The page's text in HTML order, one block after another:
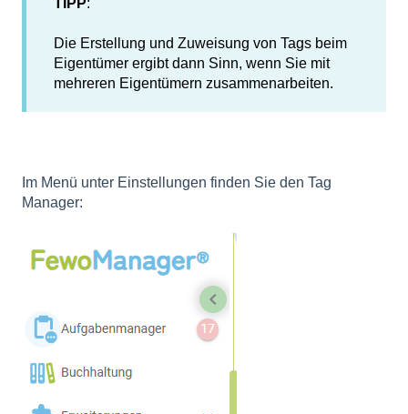
Die Erstellung und Zuweisung von Tags beim
Eigentümer ergibt dann Sinn, wenn Sie mit
mehreren Eigentümern zusammenarbeiten.
Im Menü unter Einstellungen finden Sie den Tag
Manager: